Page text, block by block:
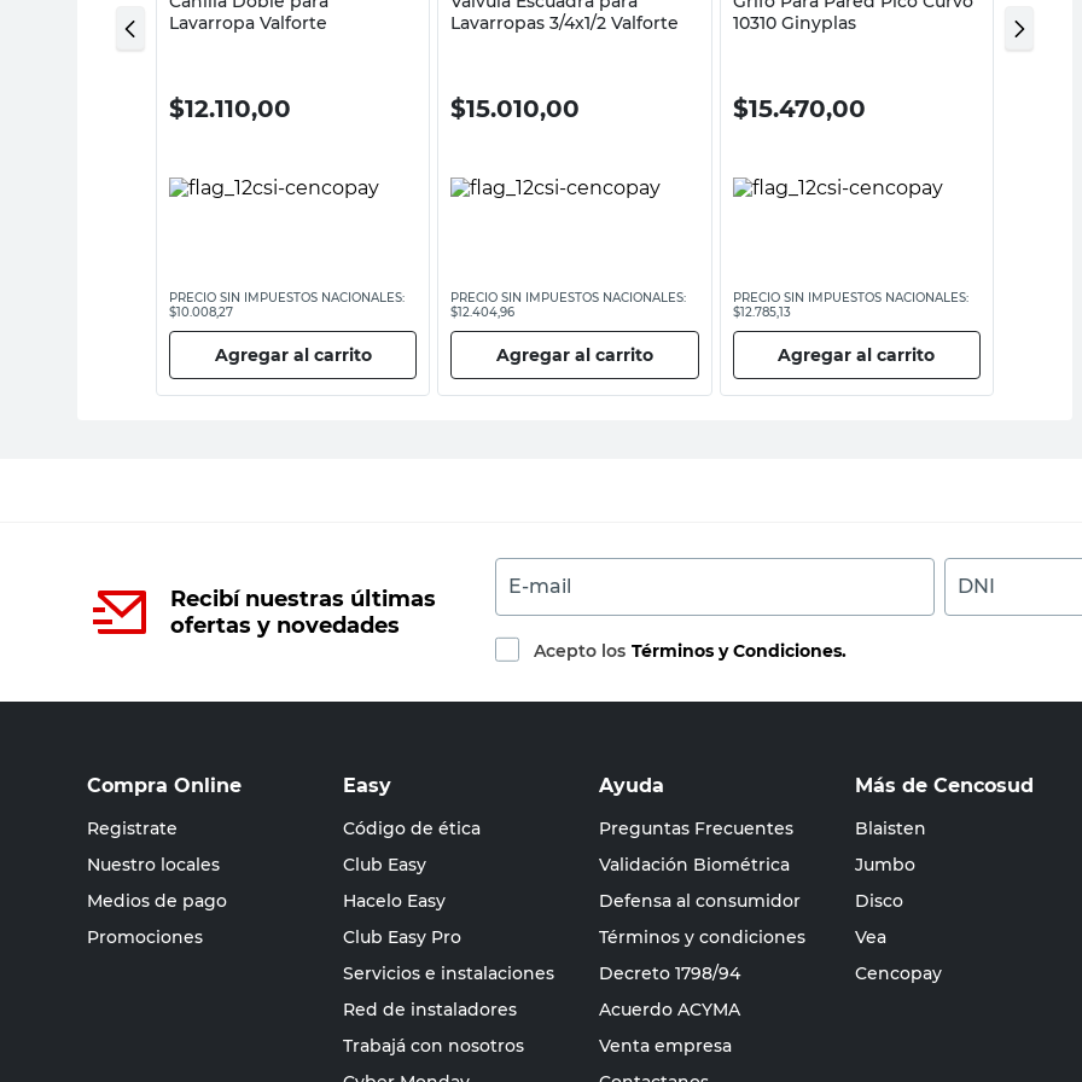
Lavarropa Valforte
$12.110,00
PRECIO SIN IMPUESTOS NACIONALES:
$10.008,27
Agregar al carrito
Lavarropas 3/4x1/2 Valforte
$15.010,00
PRECIO SIN IMPUESTOS NACIONALES:
$12.404,96
Agregar al carrito
10310 Ginyplas
$15.470,00
PRECIO SIN IMPUESTOS NACIONALES:
$12.785,13
Agregar al carrito
Recibí nuestras últimas
ofertas y novedades
E-mail DNI
Acepto los Términos y Condiciones.
Compra Online
Registrate
Nuestro locales
Medios de pago
Promociones
Easy
Código de ética
Club Easy
Hacelo Easy
Club Easy Pro
Servicios e instalaciones
Red de instaladores
Trabajá con nosotros
Ayuda
Preguntas Frecuentes
Validación Biométrica
Defensa al consumidor
Términos y condiciones
Decreto 1798/94
Acuerdo ACYMA
Venta empresa
Más de Cencosud
Blaisten
Jumbo
Disco
Vea
Cencopay